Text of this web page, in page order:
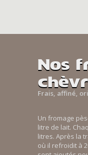
Nos
Frais, affiné,
Un fromage
litre de lait.
litres. Après la
où il refroidit à